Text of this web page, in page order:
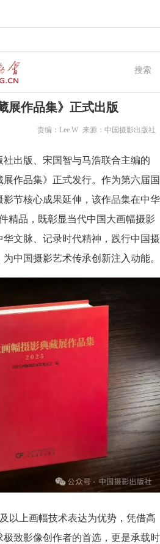
搜索
展作品集》正式出版
来源：中国摄影出版社
责编：Lee.W
出版、宋国智与马浩联合主编的
展作品集》正式发行。作为第六届国
影节核心成果延伸，该作品集在中华
精品，既彰显当代中国大画幅摄影
文脉、记录时代精神，践行中国摄
中国摄影艺术传承创新注入动能。
以上画幅技术表达为优势，凭借高
致影像创作者的首选，更是承载时